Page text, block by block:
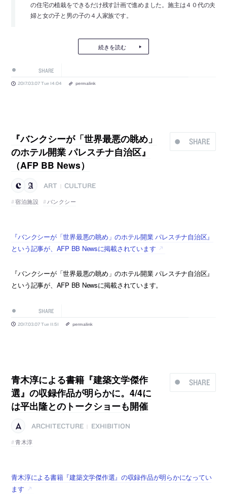
の住宅の植栽をできるだけ残す計画で進めました。施主は４０代の夫
婦と女の子と男の子の４人家族です。
続きを読む
SHARE
2017.03.07 Tue 14:04 permalink
SHARE
『バンクシーが「世界最悪の眺め」
のホテル開業 パレスチナ自治区』
（AFP BB News）
ART
CULTURE
宿泊施設
バンクシー
『バンクシーが「世界最悪の眺め」のホテル開業 パレスチナ自治区』
という記事が、AFP BB Newsに掲載されています
『バンクシーが「世界最悪の眺め」のホテル開業 パレスチナ自治区』
という記事が、AFP BB Newsに掲載されています。
SHARE
2017.03.07 Tue 11:51 permalink
SHARE
青木淳による書籍『建築文学傑作
選』の収録作品が明らかに。4/4に
は平出隆とのトークショーも開催
ARCHITECTURE
EXHIBITION
青木淳
青木淳による書籍『建築文学傑作選』の収録作品が明らかになってい
ます